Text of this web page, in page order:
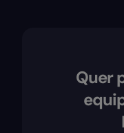
Quer